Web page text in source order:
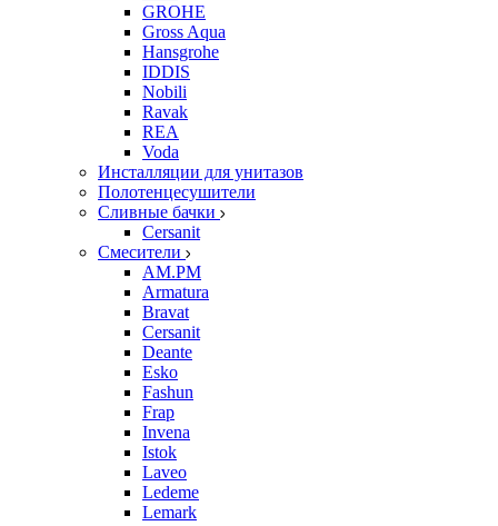
GROHE
Gross Aqua
Hansgrohe
IDDIS
Nobili
Ravak
REA
Voda
Инсталляции для унитазов
Полотенцесушители
Сливные бачки
Cersanit
Смесители
AM.PM
Armatura
Bravat
Cersanit
Deante
Esko
Fashun
Frap
Invena
Istok
Laveo
Ledeme
Lemark